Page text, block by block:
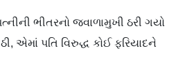
ભીતરનો જ્વાળામુખી ઠરી ગયો
પતિ વિરુદ્ધ કોઈ ફરિયાદને